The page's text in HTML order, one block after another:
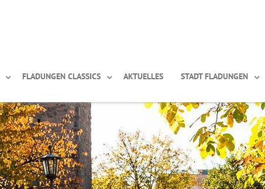
FLADUNGEN CLASSICS AKTUELLES STADT FLADUNGEN